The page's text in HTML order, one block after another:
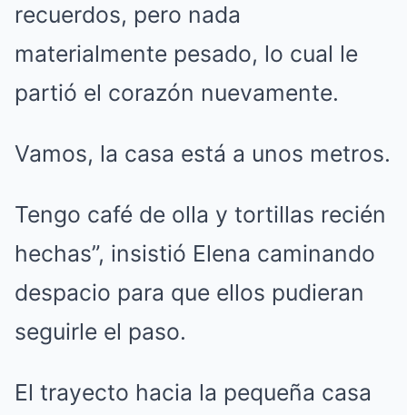
recuerdos, pero nada
materialmente pesado, lo cual le
partió el corazón nuevamente.
Vamos, la casa está a unos metros.
Tengo café de olla y tortillas recién
hechas”, insistió Elena caminando
despacio para que ellos pudieran
seguirle el paso.
El trayecto hacia la pequeña casa